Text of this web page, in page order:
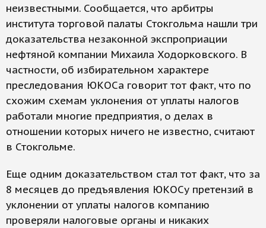
неизвестными. Сообщается, что арбитры
института торговой палаты Стокгольма нашли три
доказательства незаконной экспроприации
нефтяной компании Михаила Ходорковского. В
частности, об избирательном характере
преследования ЮКОСа говорит тот факт, что по
схожим схемам уклонения от уплаты налогов
работали многие предприятия, о делах в
отношении которых ничего не известно, считают
в Стокгольме.
Еще одним доказательством стал тот факт, что за
8 месяцев до предъявления ЮКОСу претензий в
уклонении от уплаты налогов компанию
проверяли налоговые органы и никаких